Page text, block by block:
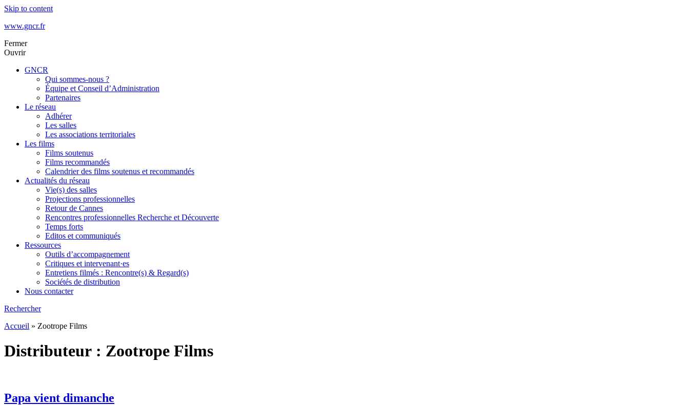
Skip to content
www.gncr.fr
Fermer
Ouvrir
GNCR
Qui sommes-nous ?
Équipe et Conseil d’Administration
Partenaires
Le réseau
Adhérer
Les salles
Les associations territoriales
Les films
Films soutenus
Films recommandés
Calendrier des films soutenus et recommandés
Actualités du réseau
Vie(s) des salles
Projections professionnelles
Retour de Cannes
Rencontres professionnelles Recherche et Découverte
Temps forts
Editos et communiqués
Ressources
Outils d’accompagnement
Critiques et intervenant·es
Entretiens filmés : Rencontre(s) & Regard(s)
Sociétés de distribution
Nous contacter
Rechercher
Accueil » Zootrope Films
Distributeur : Zootrope Films
Papa vient dimanche